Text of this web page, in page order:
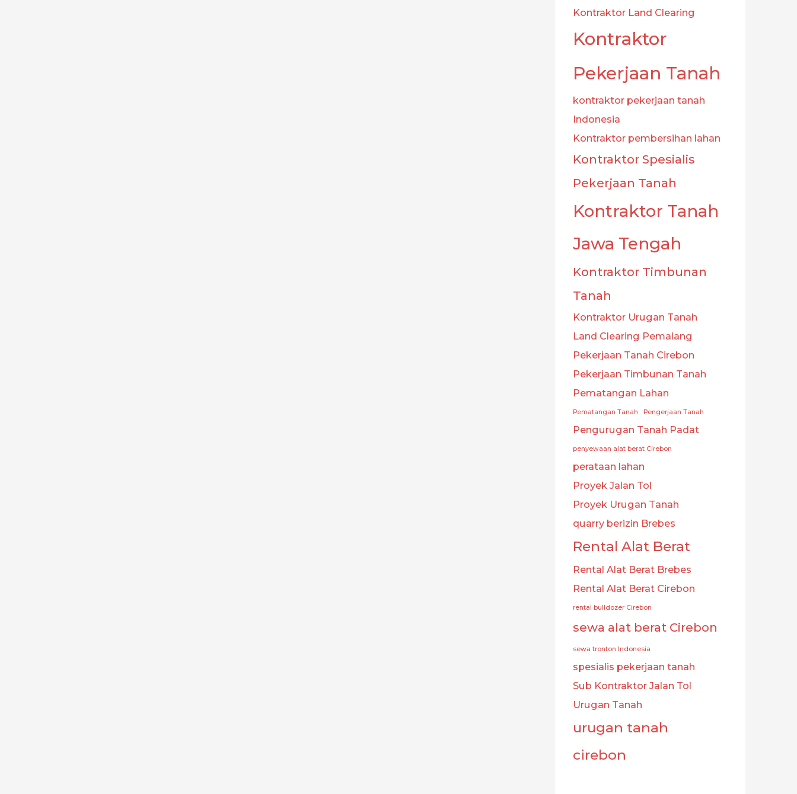
Kontraktor Land Clearing
Kontraktor
Pekerjaan Tanah
kontraktor pekerjaan tanah
Indonesia
Kontraktor pembersihan lahan
Kontraktor Spesialis
Pekerjaan Tanah
Kontraktor Tanah
Jawa Tengah
Kontraktor Timbunan
Tanah
Kontraktor Urugan Tanah
Land Clearing Pemalang
Pekerjaan Tanah Cirebon
Pekerjaan Timbunan Tanah
Pematangan Lahan
Pematangan Tanah Pengerjaan Tanah
Pengurugan Tanah Padat
penyewaan alat berat Cirebon
perataan lahan
Proyek Jalan Tol
Proyek Urugan Tanah
quarry berizin Brebes
Rental Alat Berat
Rental Alat Berat Brebes
Rental Alat Berat Cirebon
rental bulldozer Cirebon
sewa alat berat Cirebon
sewa tronton Indonesia
spesialis pekerjaan tanah
Sub Kontraktor Jalan Tol
Urugan Tanah
urugan tanah
cirebon